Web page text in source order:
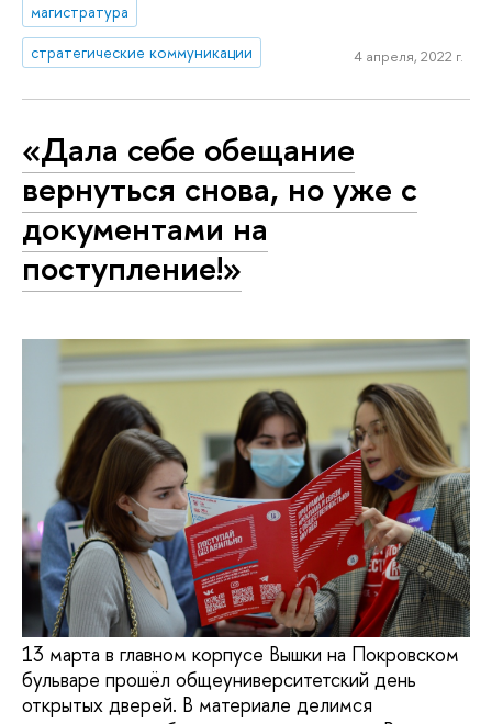
магистратура
стратегические коммуникации
4 апреля, 2022 г.
«Дала себе обещание
вернуться снова, но уже с
документами на
поступление!»
13 марта в главном корпусе Вышки на Покровском
бульваре прошёл общеуниверситетский день
открытых дверей. В материале делимся